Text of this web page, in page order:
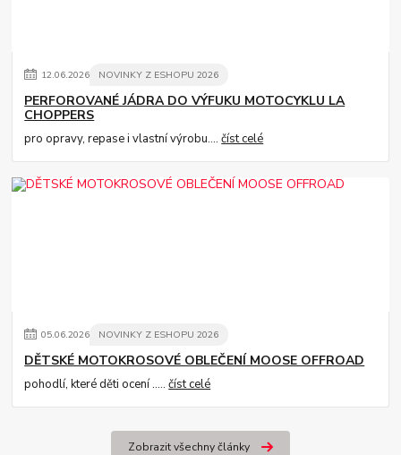
12.06.2026 NOVINKY Z ESHOPU 2026
PERFOROVANÉ JÁDRA DO VÝFUKU MOTOCYKLU LA
CHOPPERS
pro opravy, repase i vlastní výrobu....číst celé
05.06.2026 NOVINKY Z ESHOPU 2026
DĚTSKÉ MOTOKROSOVÉ OBLEČENÍ MOOSE OFFROAD
pohodlí, které děti ocení .....číst celé
Zobrazit všechny články